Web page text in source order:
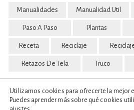
Manualidades Manualidad Util
Paso A Paso Plantas
Receta Reciclaje
Retazos De Tela Truco
Utilizamos cookies para ofrecerte la mejor
Puedes aprender más sobre qué cookies